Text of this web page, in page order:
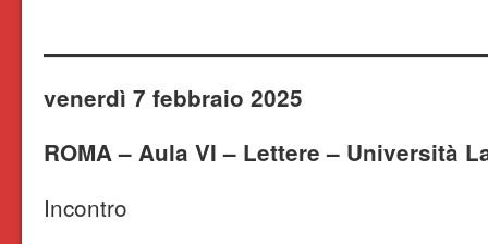
venerdì 7 febbraio 2025
ROMA – Aula VI – Lettere – Università
Incontro